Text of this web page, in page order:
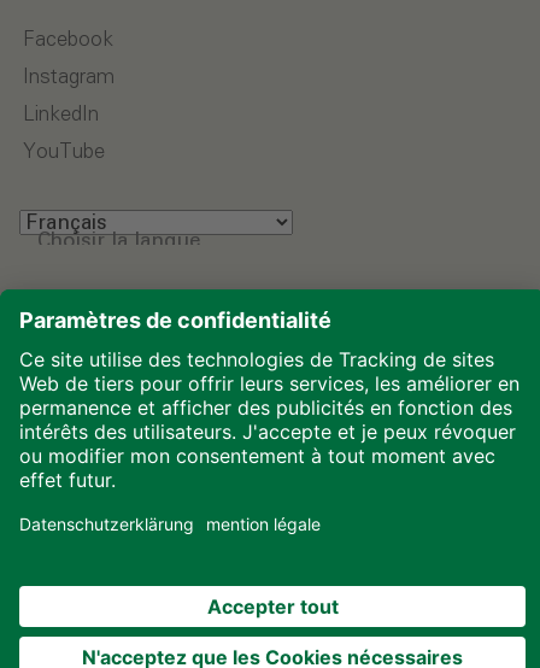
Facebook
Instagram
LinkedIn
YouTube
Choisir la langue
Mentions légales
Protection des données
Cookies
© 2026 ALHO Systembau – Une entreprise du groupe
ALHO